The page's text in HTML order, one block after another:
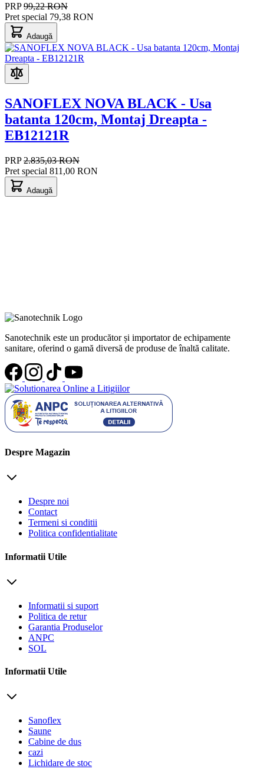
PRP 99,22 RON
Pret special 79,38 RON
Adaugă
SANOFLEX NOVA BLACK - Usa
batanta 120cm, Montaj Dreapta -
EB12121R
PRP 2.835,03 RON
Pret special 811,00 RON
Adaugă
Sanotechnik este un producător și importator de echipamente
sanitare, oferind o gamă diversă de produse de înaltă calitate.
Despre Magazin
Despre noi
Contact
Termeni si conditii
Politica confidentialitate
Informatii Utile
Informatii si suport
Politica de retur
Garantia Produselor
ANPC
SOL
Informatii Utile
Sanoflex
Saune
Cabine de dus
cazi
Lichidare de stoc